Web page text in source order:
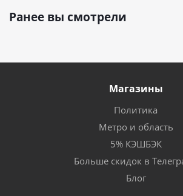
Ранее вы смотрели
Магазины
Политика
Метро и область
5% КЭШБЭК
Больше скидок в
Блог